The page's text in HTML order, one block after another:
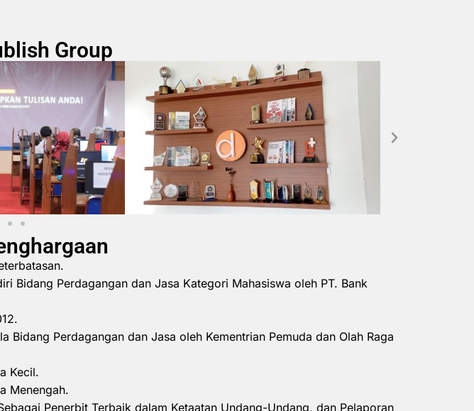
Group
Bidang Perdagangan dan Jasa Kategori Mahasiswa oleh PT. Bank
Perdagangan dan Jasa oleh Kementrian Pemuda dan Olah Raga
Kecil.
Menengah.
Penerbit Terbaik dalam Ketaatan Undang-Undang, dan Pelaporan